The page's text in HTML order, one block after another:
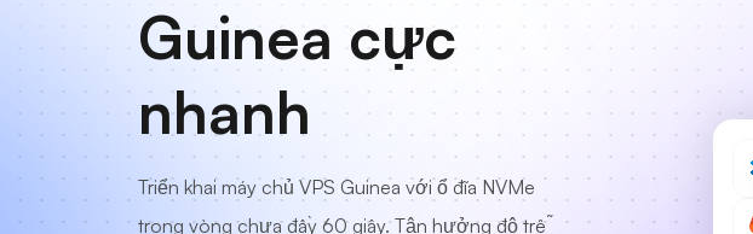
Guinea cực
nhanh
Triển khai máy chủ VPS Guinea với ổ đĩa NVMe
trong vòng chưa đầy 60 giây. Tận hưởng độ trễ